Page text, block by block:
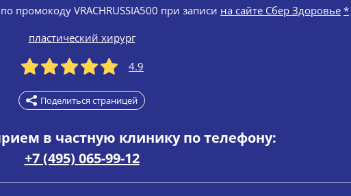
промокоду VRACHRUSSIA500 при записи на сайте Сбер Здоровье *
пластический хирург
4.9
Поделиться страницей
в частную клинику по телефону:
+7 (495) 065-99-12